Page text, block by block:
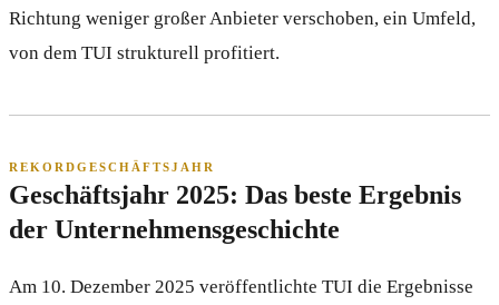
Richtung weniger großer Anbieter verschoben, ein Umfeld,
von dem TUI strukturell profitiert.
REKORDGESCHÄFTSJAHR
Geschäftsjahr 2025: Das beste Ergebnis
der Unternehmensgeschichte
Am 10. Dezember 2025 veröffentlichte TUI die Ergebnisse